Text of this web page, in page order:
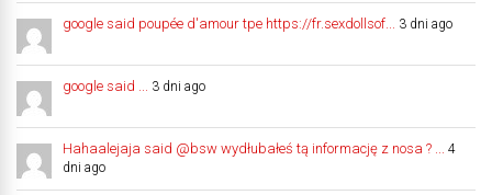
google said poupée d'amour tpe https://fr.sexdollsof... 3 dni ago
google said ... 3 dni ago
Hahaalejaja said @bsw wydłubałeś tą informację z nosa ? ...
4
dni ago